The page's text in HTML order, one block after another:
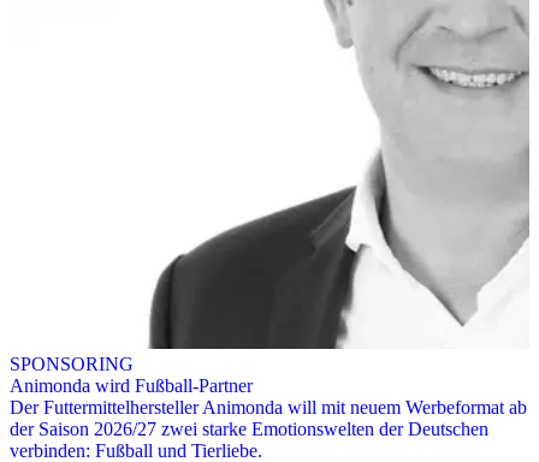
SPONSORING
Animonda wird Fußball-Partner
Der Futtermittelhersteller Animonda will mit neuem Werbeformat ab
der Saison 2026/27 zwei starke Emotionswelten der Deutschen
verbinden: Fußball und Tierliebe.